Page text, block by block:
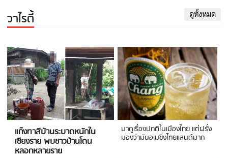
วาไรตี้ ดูทั้งหมด
แก๊งทาสีบ้านระบาดหนักใน
เชียงราย พบชาวบ้านโดน
หลอกหลายราย
มาดูเรื่องปกติในเมืองไทย แต่ฝรั่ง
มองว่ามันอเมซิ่งไทยแลนด์มาก